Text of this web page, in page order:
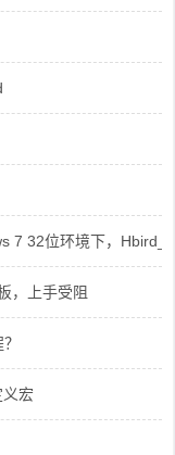
7 32位环境下，
，上手受阻
义宏